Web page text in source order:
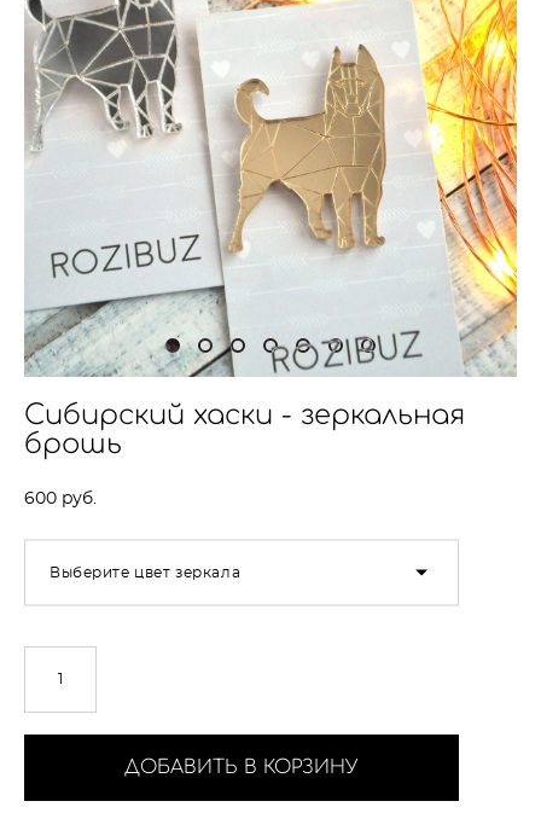
Сибирский хаски - зеркальная
брошь
600 pуб.
Выберите цвет зеркала
ДОБАВИТЬ В КОРЗИНУ